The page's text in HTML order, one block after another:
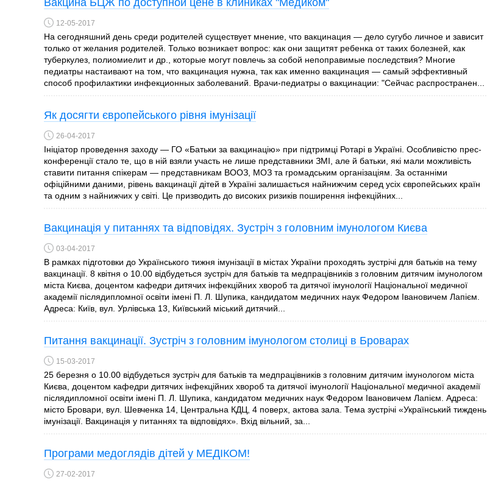
Вакцина БЦЖ по доступной цене в клиниках "Медиком"
12-05-2017
На сегодняшний день среди родителей существует мнение, что вакцинация — дело сугубо личное и зависит
только от желания родителей. Только возникает вопрос: как они защитят ребенка от таких болезней, как
туберкулез, полиомиелит и др., которые могут повлечь за собой непоправимые последствия? Многие
педиатры настаивают на том, что вакцинация нужна, так как именно вакцинация — самый эффективный
способ профилактики инфекционных заболеваний. Врачи-педиатры о вакцинации: "Сейчас распространен...
Як досягти європейського рівня імунізації
26-04-2017
Ініціатор проведення заходу — ГО «Батьки за вакцинацію» при підтримці Ротарі в Україні. Особливістю прес-
конференції стало те, що в ній взяли участь не лише представники ЗМІ, але й батьки, які мали можливість
ставити питання спікерам — представникам ВООЗ, МОЗ та громадським організаціям. За останніми
офіційними даними, рівень вакцинації дітей в Україні залишається найнижчим серед усіх європейських країн
та одним з найнижчих у світі. Це призводить до високих ризиків поширення інфекційних...
Вакцинація у питаннях та відповідях. Зустріч з головним імунологом Києва
03-04-2017
В рамках підготовки до Українського тижня імунізації в містах України проходять зустрічі для батьків на тему
вакцинації. 8 квітня о 10.00 відбудеться зустріч для батьків та медпрацівників з головним дитячим імунологом
міста Києва, доцентом кафедри дитячих інфекційних хвороб та дитячої імунології Національної медичної
академії післядипломної освіти імені П. Л. Шупика, кандидатом медичних наук Федором Івановичем Лапієм.
Адреса: Київ, вул. Урлівська 13, Київський міський дитячий...
Питання вакцинації. Зустріч з головним імунологом столиці в Броварах
15-03-2017
25 березня о 10.00 відбудеться зустріч для батьків та медпрацівників з головним дитячим імунологом міста
Києва, доцентом кафедри дитячих інфекційних хвороб та дитячої імунології Національної медичної академії
післядипломної освіти імені П. Л. Шупика, кандидатом медичних наук Федором Івановичем Лапієм. Адреса:
місто Бровари, вул. Шевченка 14, Центральна КДЦ, 4 поверх, актова зала. Тема зустрічі «Український тиждень
імунізації. Вакцинація у питаннях та відповідях». Вхід вільний, за...
Програми медоглядів дітей у МЕДІКОМ!
27-02-2017